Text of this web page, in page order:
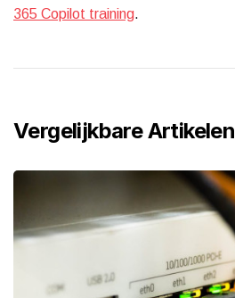
365 Copilot training.
Vergelijkbare Artikelen